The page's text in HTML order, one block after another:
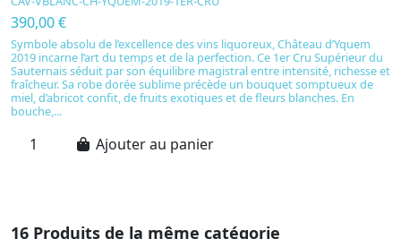
390,00 €
Symbole absolu de l’excellence des vins liquoreux, Château d’Yquem
2019 incarne l’art du temps et de la perfection. Ce 1er Cru Supérieur du
Sauternais séduit par son équilibre magistral entre intensité, richesse et
fraîcheur. Sa robe dorée sublime précède un bouquet somptueux de
miel, d’abricot confit, de fruits exotiques et de fleurs blanches. En
bouche,...
Ajouter au panier
16 Produits de la même catégorie